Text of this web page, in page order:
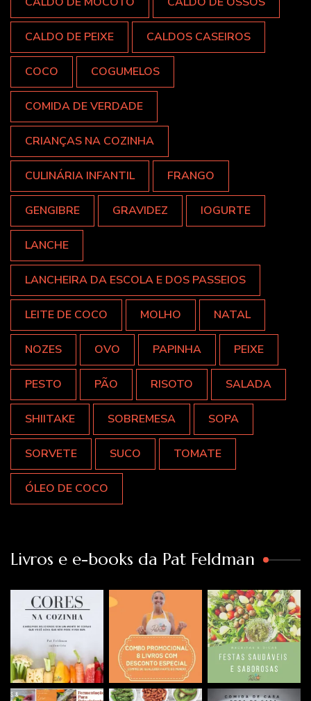
CALDO DE PEIXE CALDOS CASEIROS
COCO COGUMELOS
COMIDA DE VERDADE
CRIANÇAS NA COZINHA
CULINÁRIA INFANTIL FRANGO
GENGIBRE GRAVIDEZ IOGURTE
LANCHE
LANCHEIRA DA ESCOLA E DOS PASSEIOS
LEITE DE COCO MOLHO NATAL
NOZES OVO PAPINHA PEIXE
PESTO PÃO RISOTO SALADA
SHIITAKE SOBREMESA SOPA
SORVETE SUCO TOMATE
ÓLEO DE COCO
Livros e e-books da Pat Feldman